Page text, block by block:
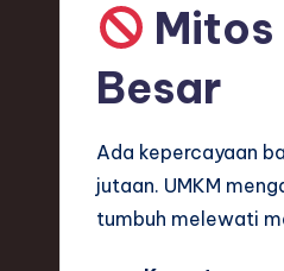
Mitos
Besar
Ada kepercayaan
jutaan. UMKM
tumbuh melewati